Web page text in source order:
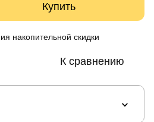
Купить
накопительной скидки
К сравнению